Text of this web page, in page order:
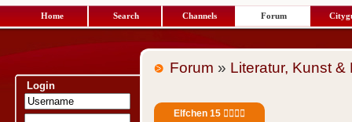
Home Search Channels Forum
Login
Forum » Literatur, Kunst &
Elfchen 15 🧚‍♀️🧚‍♂️